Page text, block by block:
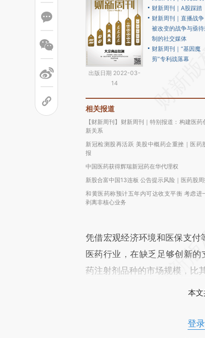
出版日期 2022-03-
14
财新周刊｜A股踩踏
财新周刊｜直播战争
被改变的战争与亟
制的社交媒体
财新周刊｜“基因魔
剪”专利战落幕
相关报道
【财新周刊】财新周刊｜特别报道：构建医药
新关系
新冠检测股再活跃 美股中概药企重挫｜医药
报
中国医药获得辉瑞新冠药在华代理权
新股合富中国13连板 公告提示风险｜医药股周
和黄医药称预计五年内可达收支平衡 考虑进
剥离非核心业务
凭借宏观经济环境和医保支
医药行业，在缺乏足够创新
药注射剂品种的市场规模，比
本文
登录